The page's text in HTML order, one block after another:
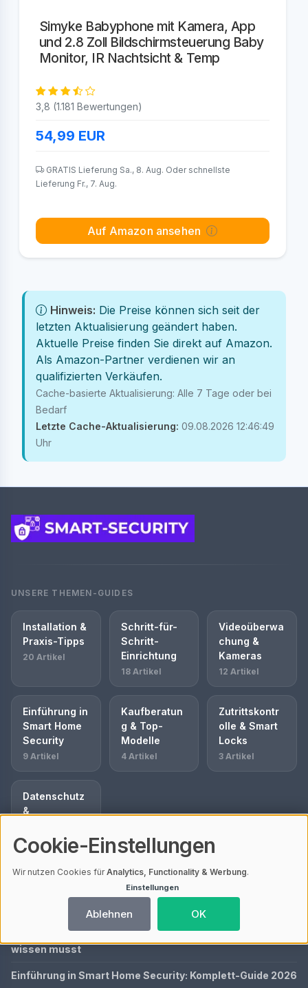
Simyke Babyphone mit Kamera, App
und 2.8 Zoll Bildschirmsteuerung Baby
Monitor, IR Nachtsicht & Temp
3,8 (1.181 Bewertungen)
54,99 EUR
GRATIS Lieferung Sa., 8. Aug. Oder schnellste
Lieferung Fr., 7. Aug.
Auf Amazon ansehen
Hinweis: Die Preise können sich seit der
letzten Aktualisierung geändert haben.
Aktuelle Preise finden Sie direkt auf Amazon.
Als Amazon-Partner verdienen wir an
qualifizierten Verkäufen.
Cache-basierte Aktualisierung: Alle 7 Tage oder bei
Bedarf
Letzte Cache-Aktualisierung: 09.08.2026 12:46:49
Uhr
UNSERE THEMEN-GUIDES
Installation &
Praxis-Tipps
20 Artikel
Schritt-für-
Schritt-
Einrichtung
18 Artikel
Videoüberwa
chung &
Kameras
12 Artikel
Einführung in
Smart Home
Security
9 Artikel
Kaufberatun
g & Top-
Modelle
4 Artikel
Zutrittskontr
olle & Smart
Locks
3 Artikel
Datenschutz
&
3 Artikel
Videoüberwachung Zuhause & Datenschutz: Was Du
wissen musst
Einführung in Smart Home Security: Komplett-Guide 2026
Cookie-Einstellungen
Wir nutzen Cookies fürAnalytics, Functionality & Werbung.
Einstellungen
Ablehnen OK